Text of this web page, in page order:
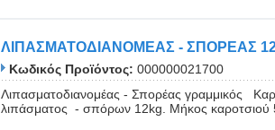
ΛΙΠΑΣΜΑΤΟΔΙΑΝΟΜΕΑΣ - ΣΠΟΡΕΑΣ
Κωδικός Προϊόντος: 000000021700
Λιπασματοδιανομέας - Σπορέας γραμμικός
λιπάσματος - σπόρων 12kg. Μήκος καροτσιού